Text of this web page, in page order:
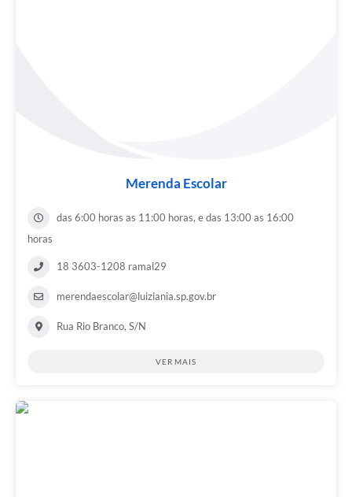
Merenda Escolar
das 6:00 horas as 11:00 horas, e das 13:00 as 16:00
horas
18 3603-1208 ramal29
merendaescolar@luiziania.sp.gov.br
Rua Rio Branco, S/N
VER MAIS